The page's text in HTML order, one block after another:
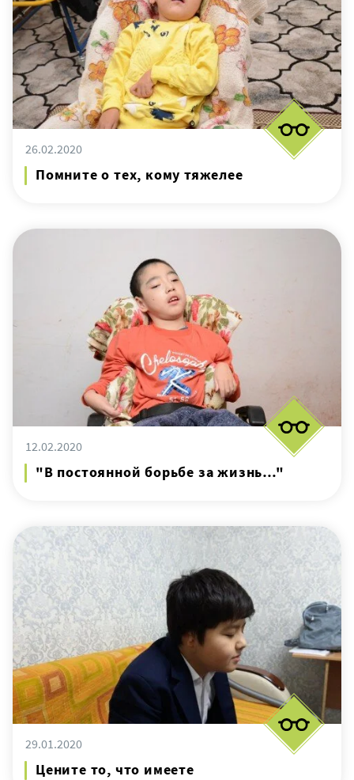
26.02.2020
Помните о тех, кому тяжелее
12.02.2020
"В постоянной борьбе за жизнь…"
29.01.2020
Цените то, что имеете